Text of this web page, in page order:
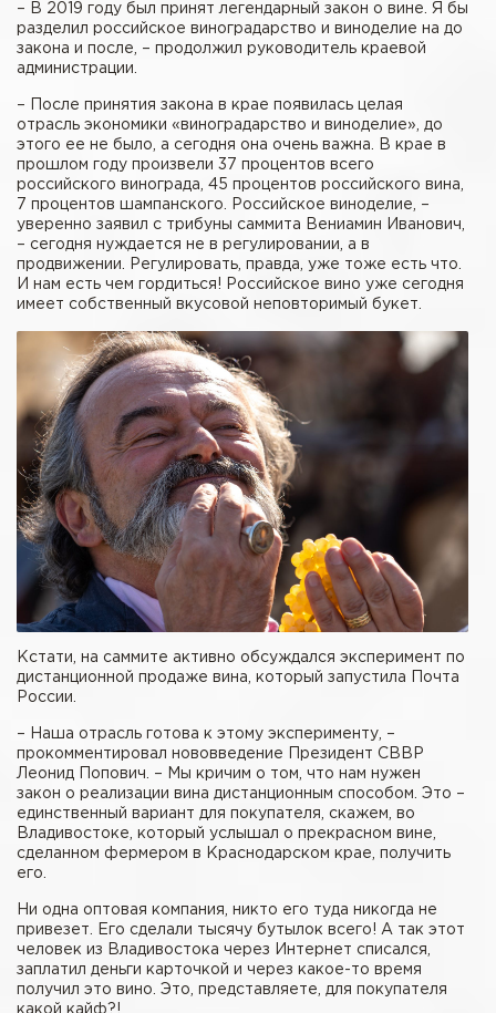
– В 2019 году был принят легендарный закон о вине. Я бы
разделил российское виноградарство и виноделие на до
закона и после, – продолжил руководитель краевой
администрации.
– После принятия закона в крае появилась целая
отрасль экономики «виноградарство и виноделие», до
этого ее не было, а сегодня она очень важна. В крае в
прошлом году произвели 37 процентов всего
российского винограда, 45 процентов российского вина,
7 процентов шампанского. Российское виноделие, –
уверенно заявил с трибуны саммита Вениамин Иванович,
– сегодня нуждается не в регулировании, а в
продвижении. Регулировать, правда, уже тоже есть что.
И нам есть чем гордиться! Российское вино уже сегодня
имеет собственный вкусовой неповторимый букет.
Кстати, на саммите активно обсуждался эксперимент по
дистанционной продаже вина, который запустила Почта
России.
– Наша отрасль готова к этому эксперименту, –
прокомментировал нововведение Президент СВВР
Леонид Попович. – Мы кричим о том, что нам нужен
закон о реализации вина дистанционным способом. Это –
единственный вариант для покупателя, скажем, во
Владивостоке, который услышал о прекрасном вине,
сделанном фермером в Краснодарском крае, получить
его.
Ни одна оптовая компания, никто его туда никогда не
привезет. Его сделали тысячу бутылок всего! А так этот
человек из Владивостока через Интернет списался,
заплатил деньги карточкой и через какое-то время
получил это вино. Это, представляете, для покупателя
какой кайф?!